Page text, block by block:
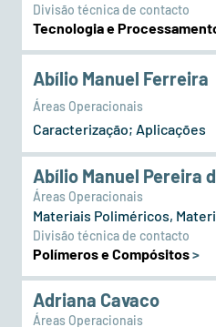
Divisão técnica de contacto
Tecnologia e
Abílio Manuel Ferreira
Áreas Operacionais
Caracterização; Aplicações
Abílio Manuel Pereira
Áreas Operacionais
Materiais Poliméricos,
Divisão técnica de contacto
Polímeros e Compósitos>
Adriana Cavaco
Áreas Operacionais